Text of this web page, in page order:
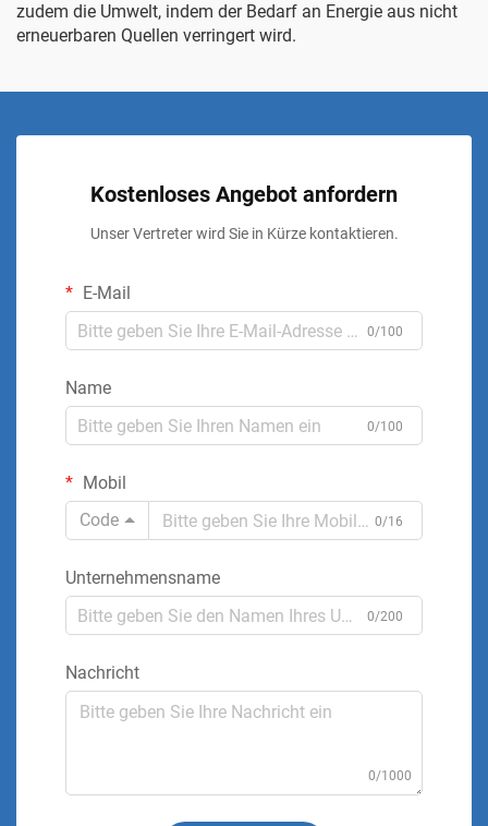
zudem die Umwelt, indem der Bedarf an Energie aus nicht
erneuerbaren Quellen verringert wird.
Kostenloses Angebot anfordern
Unser Vertreter wird Sie in Kürze kontaktieren.
E-Mail
0/100
Name
0/100
Mobil
Code
0/16
Unternehmensname
0/200
Nachricht
0/1000